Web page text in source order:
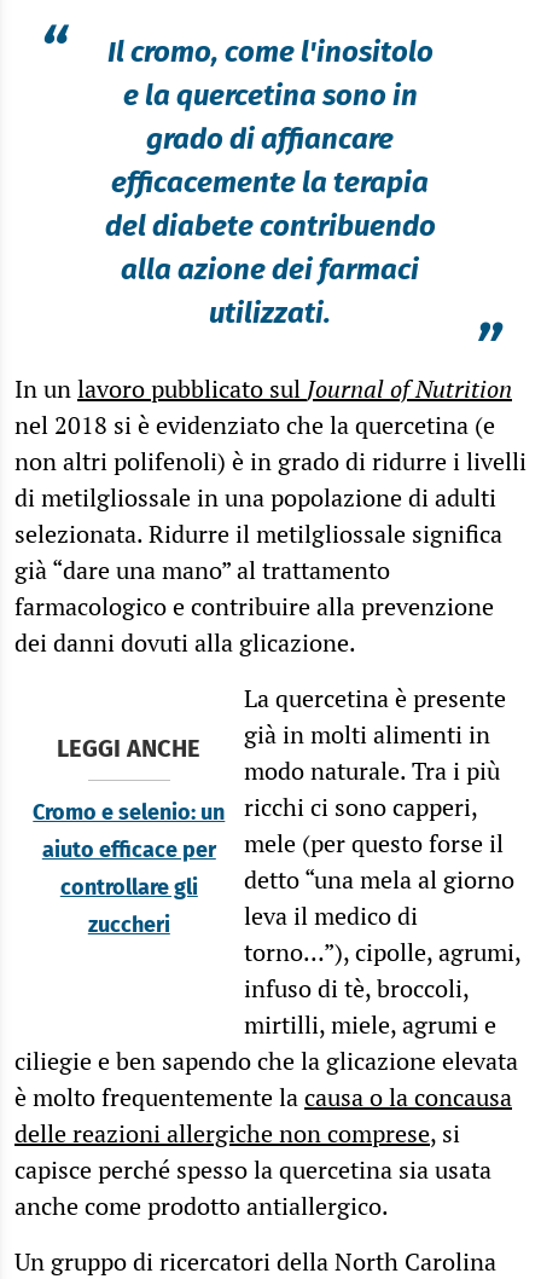
“
Il cromo, come l'inositolo
e la quercetina sono in
grado di affiancare
efficacemente la terapia
del diabete contribuendo
alla azione dei farmaci
utilizzati.
”
In unlavoro pubblicato sul Journal of Nutrition
nel 2018 si è evidenziato che la quercetina (e
non altri polifenoli) è in grado di ridurre i livelli
di metilgliossale in una popolazione di adulti
selezionata. Ridurre il metilgliossale significa
già “dare una mano” al trattamento
farmacologico e contribuire alla prevenzione
dei danni dovuti alla glicazione.
LEGGI ANCHE
Cromo e selenio: un
aiuto efficace per
controllare gli
zuccheri
La quercetina è presente
già in molti alimenti in
modo naturale. Tra i più
ricchi ci sono capperi,
mele (per questo forse il
detto “una mela al giorno
leva il medico di
torno…”), cipolle, agrumi,
infuso di tè, broccoli,
mirtilli, miele, agrumi e
ciliegie e ben sapendo che la glicazione elevata
è molto frequentemente lacausa o la concausa
delle reazioni allergiche non comprese, si
capisce perché spesso la quercetina sia usata
anche come prodotto antiallergico.
Un gruppo di ricercatori della North Carolina